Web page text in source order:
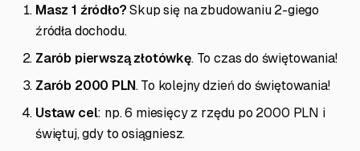
Masz 1 źródło?Skup się na zbudowaniu 2-giego
źródła dochodu.
Zarób pierwszą złotówkę. To czas do świętowania!
Zarób 2000 PLN. To kolejny dzień do świętowania!
Ustaw cel: np. 6 miesięcy z rzędu po 2000 PLN i
świętuj, gdy to osiągniesz.